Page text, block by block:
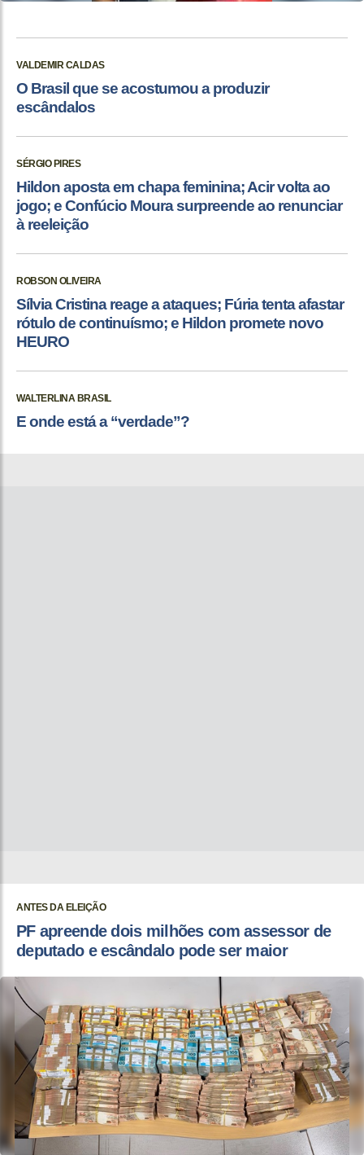
VALDEMIR CALDAS
O Brasil que se acostumou a produzir
escândalos
SÉRGIO PIRES
Hildon aposta em chapa feminina; Acir volta ao
jogo; e Confúcio Moura surpreende ao renunciar
à reeleição
ROBSON OLIVEIRA
Sílvia Cristina reage a ataques; Fúria tenta afastar
rótulo de continuísmo; e Hildon promete novo
HEURO
WALTERLINA BRASIL
E onde está a “verdade”?
ANTES DA ELEIÇÃO
PF apreende dois milhões com assessor de
deputado e escândalo pode ser maior